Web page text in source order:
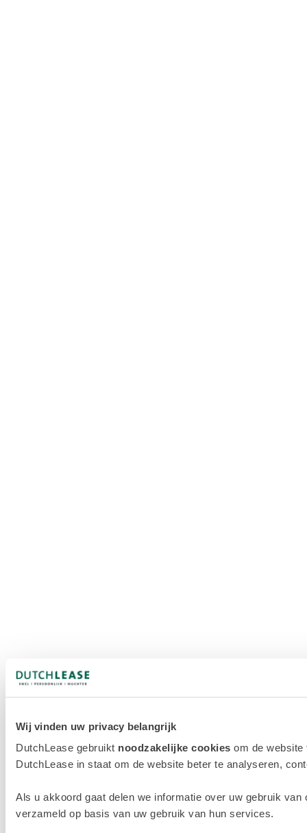
Wij vinden uw privacy belangrijk
DutchLease gebruikt noodzakelijke cookies om de
DutchLease in staat om de website beter te analyseren,
Als u akkoord gaat delen we informatie over uw gebruik
verzameld op basis van uw gebruik van hun services.